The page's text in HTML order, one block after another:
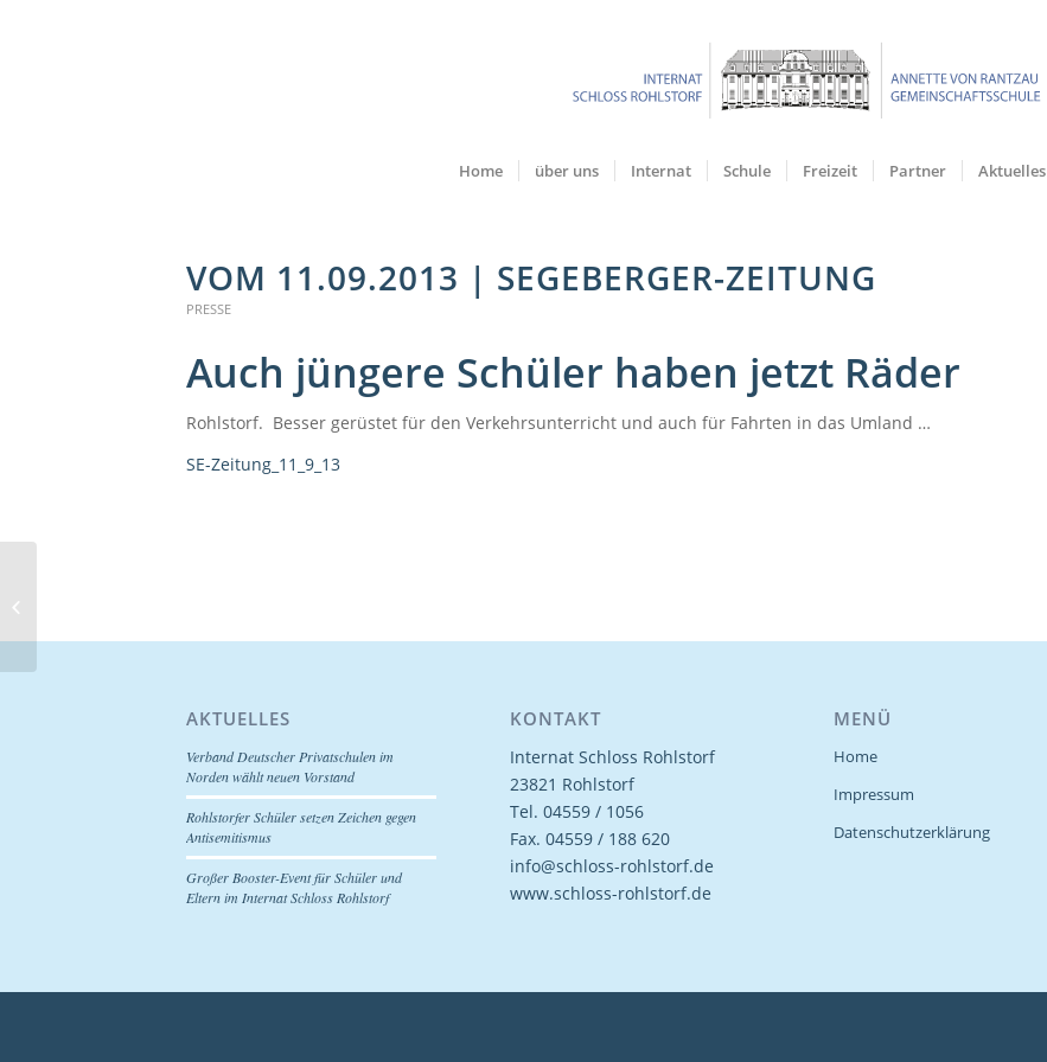
Home über uns Internat Schule Freizeit Partner Aktuelles
VOM 11.09.2013 | SEGEBERGER-ZEITUNG
PRESSE
Auch jüngere Schüler haben jetzt Räder
Rohlstorf. Besser gerüstet für den Verkehrsunterricht und auch für Fahrten in das Umland …
SE-Zeitung_11_9_13
AKTUELLES
Verband Deutscher Privatschulen im
Norden wählt neuen Vorstand
Rohlstorfer Schüler setzen Zeichen gegen
Antisemitismus
Großer Booster-Event für Schüler und
Eltern im Internat Schloss Rohlstorf
KONTAKT
Internat Schloss Rohlstorf
23821 Rohlstorf
Tel. 04559 / 1056
Fax. 04559 / 188 620
info@schloss-rohlstorf.de
www.schloss-rohlstorf.de
MENÜ
Home
Impressum
Datenschutzerklärung